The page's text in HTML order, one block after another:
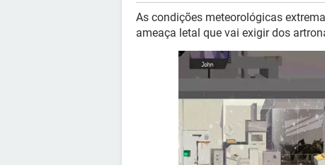
As condições meteorológicas
ameaça letal que vai exigir dos